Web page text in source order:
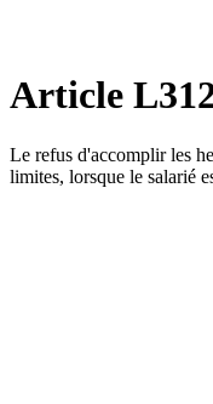
Article
Le refus d'accomplir les
limites, lorsque le salarié